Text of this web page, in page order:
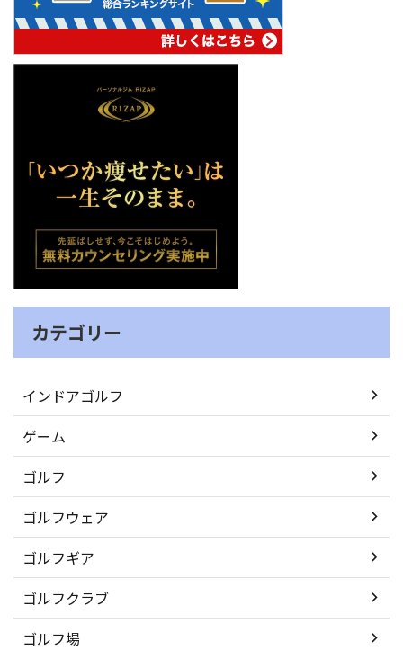
カテゴリー
インドアゴルフ
ゲーム
ゴルフ
ゴルフウェア
ゴルフギア
ゴルフクラブ
ゴルフ場